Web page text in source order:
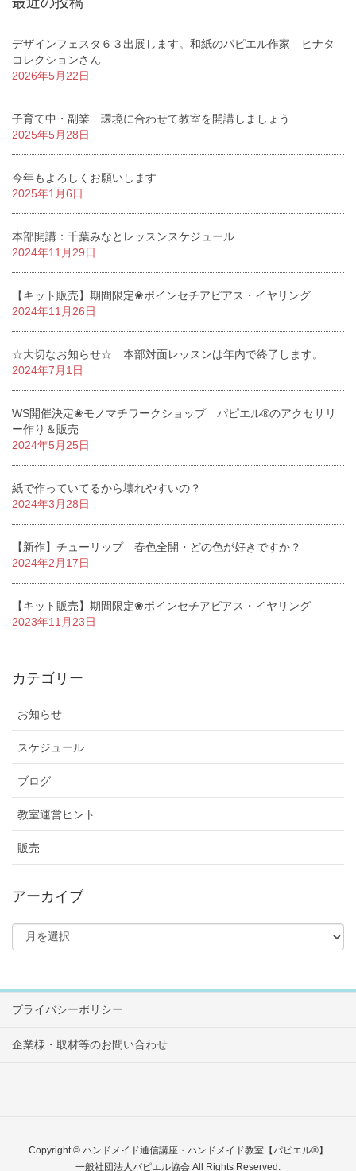
デザインフェスタ６３出展します。和紙のパピエル作家 ヒナタ
コレクションさん
2026年5月22日
子育て中・副業 環境に合わせて教室を開講しましょう
2025年5月28日
今年もよろしくお願いします
2025年1月6日
本部開講：千葉みなとレッスンスケジュール
2024年11月29日
【キット販売】期間限定❀ポインセチアピアス・イヤリング
2024年11月26日
☆大切なお知らせ☆ 本部対面レッスンは年内で終了します。
2024年7月1日
WS開催決定❀モノマチワークショップ パピエル®のアクセサリ
ー作り＆販売
2024年5月25日
紙で作っていてるから壊れやすいの？
2024年3月28日
【新作】チューリップ 春色全開・どの色が好きですか？
2024年2月17日
【キット販売】期間限定❀ポインセチアピアス・イヤリング
2023年11月23日
カテゴリー
お知らせ
スケジュール
ブログ
教室運営ヒント
販売
アーカイブ
プライバシーポリシー
企業様・取材等のお問い合わせ
Copyright © ハンドメイド通信講座・ハンドメイド教室【パピエル®】
一般社団法人パピエル協会 All Rights Reserved.